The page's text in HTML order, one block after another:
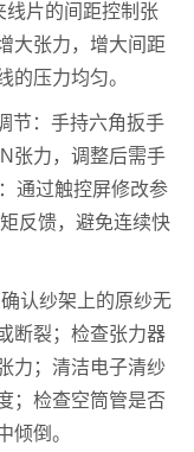
线片的间距控制张
大张力，增大间距
的压力均匀。
节：手持六角扳手
张力，调整后需手
通过触控屏修改参
反馈，避免连续快
认纱架上的原纱无
断裂；检查张力器
力；清洁电子清纱
；检查空筒管是否
倾倒。